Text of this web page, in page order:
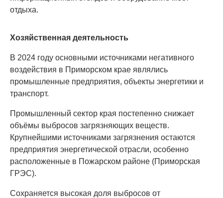
отдыха.
Хозяйственная деятельность
В 2024 году основными источниками негативного
воздействия в Приморском крае являлись
промышленные предприятия, объекты энергетики и
транспорт.
Промышленный сектор края постепенно снижает
объёмы выбросов загрязняющих веществ.
Крупнейшими источниками загрязнения остаются
предприятия энергетической отрасли, особенно
расположенные в Пожарском районе (Приморская
ГРЭС).
Сохраняется высокая доля выбросов от